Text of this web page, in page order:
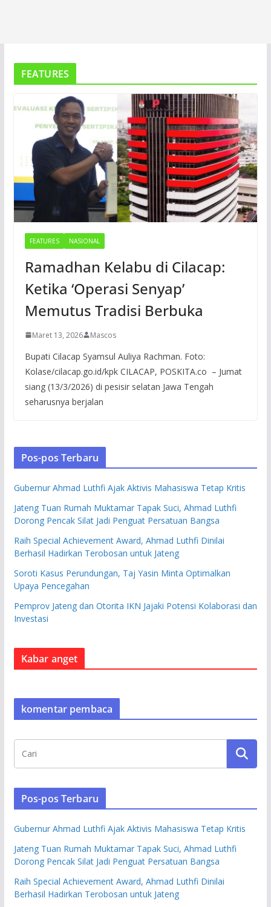
FEATURES
FEATURES NASIONAL
Ramadhan Kelabu di Cilacap:
Ketika ‘Operasi Senyap’
Memutus Tradisi Berbuka
Maret 13, 2026 Mascos
Bupati Cilacap Syamsul Auliya Rachman. Foto:
Kolase/cilacap.go.id/kpk CILACAP, POSKITA.co – Jumat
siang (13/3/2026) di pesisir selatan Jawa Tengah
seharusnya berjalan
Pos-pos Terbaru
Gubernur Ahmad Luthfi Ajak Aktivis Mahasiswa Tetap Kritis
Jateng Tuan Rumah Muktamar Tapak Suci, Ahmad Luthfi
Dorong Pencak Silat Jadi Penguat Persatuan Bangsa
Raih Special Achievement Award, Ahmad Luthfi Dinilai
Berhasil Hadirkan Terobosan untuk Jateng
Soroti Kasus Perundungan, Taj Yasin Minta Optimalkan
Upaya Pencegahan
Pemprov Jateng dan Otorita IKN Jajaki Potensi Kolaborasi dan
Investasi
Kabar anget
komentar pembaca
Pos-pos Terbaru
Gubernur Ahmad Luthfi Ajak Aktivis Mahasiswa Tetap Kritis
Jateng Tuan Rumah Muktamar Tapak Suci, Ahmad Luthfi
Dorong Pencak Silat Jadi Penguat Persatuan Bangsa
Raih Special Achievement Award, Ahmad Luthfi Dinilai
Berhasil Hadirkan Terobosan untuk Jateng